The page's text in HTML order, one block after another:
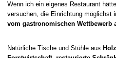
Wenn ich ein eigenes Restaurant
versuchen, die Einrichtung möglichst
vom gastronomischen Wettbewerb
Natürliche Tische und Stühle aus